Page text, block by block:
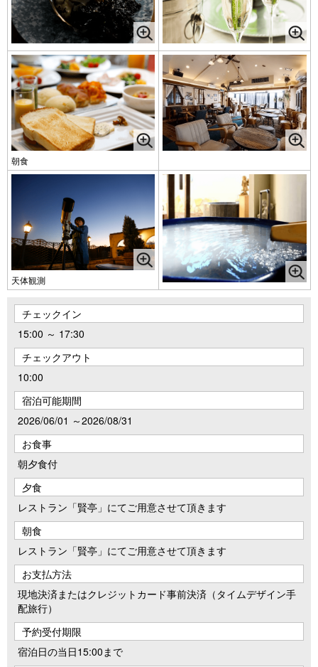
朝食
天体観測
チェックイン
15:00 ～ 17:30
チェックアウト
10:00
宿泊可能期間
2026/06/01 ～2026/08/31
お食事
朝夕食付
夕食
レストラン「賢亭」にてご用意させて頂きます
朝食
レストラン「賢亭」にてご用意させて頂きます
お支払方法
現地決済またはクレジットカード事前決済（タイムデザイン手
配旅行）
予約受付期限
宿泊日の当日15:00まで